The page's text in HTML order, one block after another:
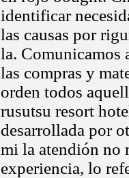
identificar
las causas por
la. Comunicamos
las compras y
orden todos
rusutsu resort
desarrollada por
mi la atendión no
experiencia, lo